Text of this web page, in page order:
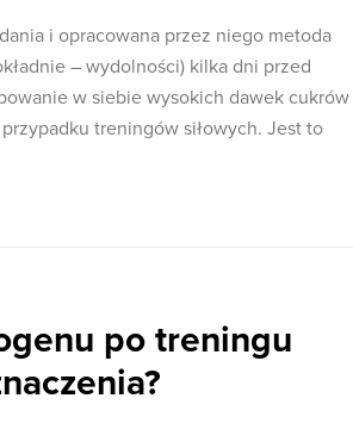
i opracowana przez niego metoda
– wydolności) kilka dni przed
w siebie wysokich dawek cukrów
treningów siłowych. Jest to
po treningu